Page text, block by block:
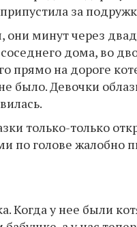
за
минут через
дома, во
прямо на дороге
было. Девочки
только-только
по голове жалобно
Когда у нее были